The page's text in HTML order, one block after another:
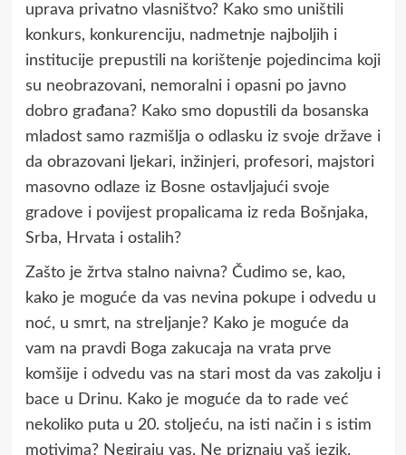
uprava privatno vlasništvo? Kako smo uništili
konkurs, konkurenciju, nadmetnje najboljih i
institucije prepustili na korištenje pojedincima koji
su neobrazovani, nemoralni i opasni po javno
dobro građana? Kako smo dopustili da bosanska
mladost samo razmišlja o odlasku iz svoje države i
da obrazovani ljekari, inžinjeri, profesori, majstori
masovno odlaze iz Bosne ostavljajući svoje
gradove i povijest propalicama iz reda Bošnjaka,
Srba, Hrvata i ostalih?
Zašto je žrtva stalno naivna? Čudimo se, kao,
kako je moguće da vas nevina pokupe i odvedu u
noć, u smrt, na streljanje? Kako je moguće da
vam na pravdi Boga zakucaja na vrata prve
komšije i odvedu vas na stari most da vas zakolju i
bace u Drinu. Kako je moguće da to rade već
nekoliko puta u 20. stoljeću, na isti način i s istim
motivima? Negiraju vas. Ne priznaju vaš jezik.